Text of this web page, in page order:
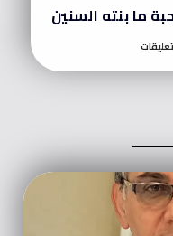
ما بنته السنين